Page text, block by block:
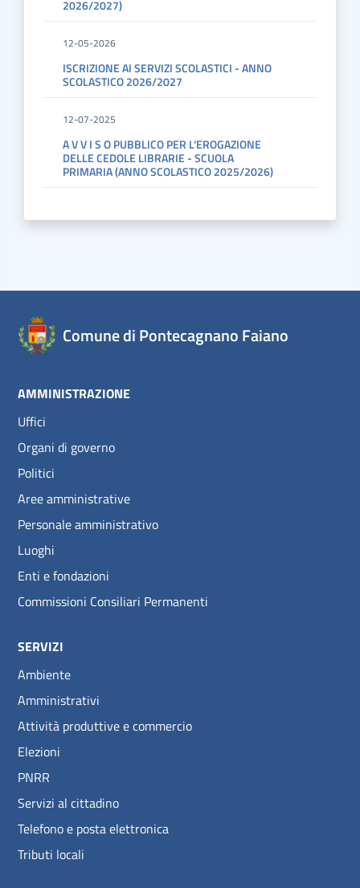
2026/2027)
12-05-2026
ISCRIZIONE AI SERVIZI SCOLASTICI - ANNO
SCOLASTICO 2026/2027
12-07-2025
A V V I S O PUBBLICO PER L'EROGAZIONE
DELLE CEDOLE LIBRARIE - SCUOLA
PRIMARIA (ANNO SCOLASTICO 2025/2026)
Comune di Pontecagnano Faiano
AMMINISTRAZIONE
Uffici
Organi di governo
Politici
Aree amministrative
Personale amministrativo
Luoghi
Enti e fondazioni
Commissioni Consiliari Permanenti
SERVIZI
Ambiente
Amministrativi
Attività produttive e commercio
Elezioni
PNRR
Servizi al cittadino
Telefono e posta elettronica
Tributi locali